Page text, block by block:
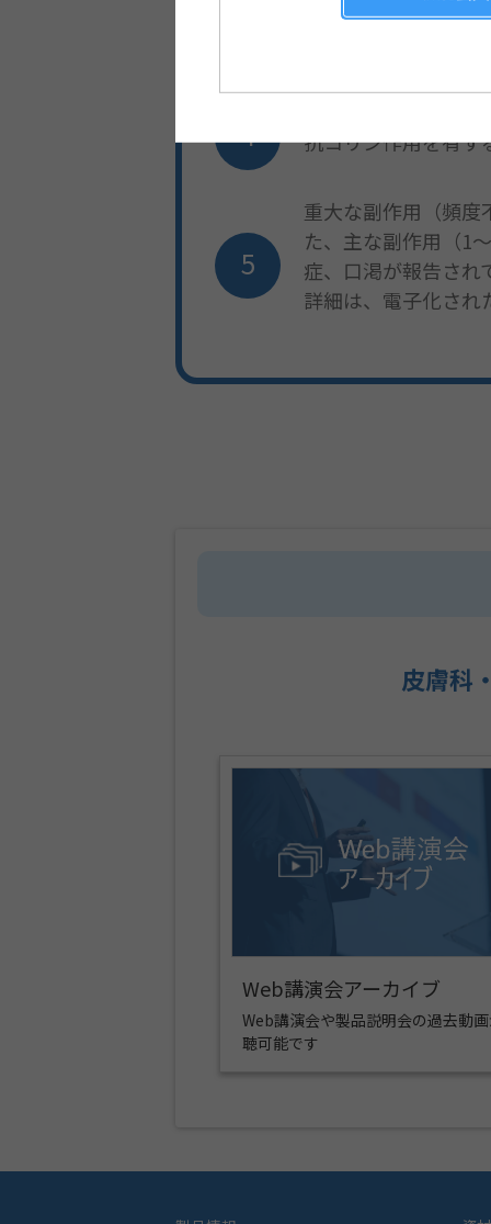
善した患者）の割
抗コリン作用を有す
重大な副作用（頻度
た、主な副作用（1
症、口渇が報告され
詳細は、電子化さ
皮膚科
Web講演会アーカイブ
Web講演会や製品説明会の過去動
聴可能です